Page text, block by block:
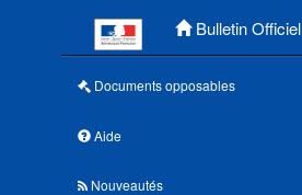
Bulletin Officiel
Documents opposables
Aide
Nouveautés